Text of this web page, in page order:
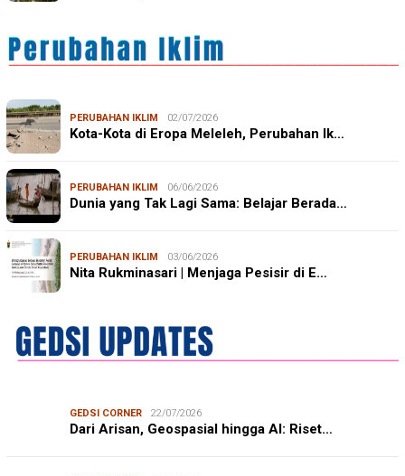
PERUBAHAN IKLIM 02/07/2026
Kota-Kota di Eropa Meleleh, Perubahan Ik…
PERUBAHAN IKLIM 06/06/2026
Dunia yang Tak Lagi Sama: Belajar Berada…
PERUBAHAN IKLIM 03/06/2026
Nita Rukminasari | Menjaga Pesisir di E…
GEDSI CORNER 22/07/2026
Dari Arisan, Geospasial hingga AI: Riset…